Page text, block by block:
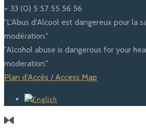
+ 33 (0) 5 57 55 56 56
"L'Abus d'Alcool est dangereux pour la
modération."
"Alcohol abuse is dangerous for your
moderation."
Plan d'Accès / Access Map